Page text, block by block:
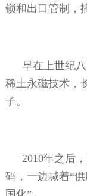
锁和出口管制，
早在上世纪
稀土永磁技术，
子。
2010年之后
码，一边喊着“